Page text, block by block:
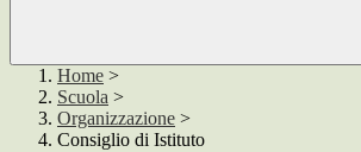
Home >
Scuola >
Organizzazione >
Consiglio di Istituto